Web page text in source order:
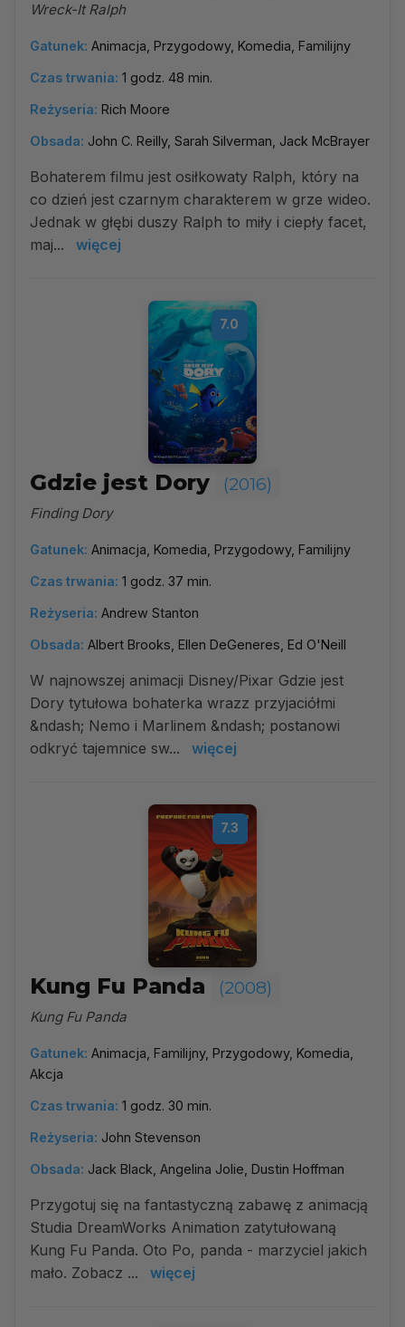
Wreck-It Ralph
Gatunek: Animacja, Przygodowy, Komedia, Familijny
Czas trwania: 1 godz. 48 min.
Reżyseria: Rich Moore
Obsada: John C. Reilly, Sarah Silverman, Jack McBrayer
Bohaterem filmu jest osiłkowaty Ralph, który na
co dzień jest czarnym charakterem w grze wideo.
Jednak w głębi duszy Ralph to miły i ciepły facet,
maj...
więcej
7.0
Gdzie jest Dory (2016)
Finding Dory
Gatunek: Animacja, Komedia, Przygodowy, Familijny
Czas trwania: 1 godz. 37 min.
Reżyseria: Andrew Stanton
Obsada: Albert Brooks, Ellen DeGeneres, Ed O'Neill
W najnowszej animacji Disney/Pixar Gdzie jest
Dory tytułowa bohaterka wrazz przyjaciółmi
&ndash; Nemo i Marlinem &ndash; postanowi
odkryć tajemnice sw...
więcej
7.3
Kung Fu Panda (2008)
Kung Fu Panda
Gatunek: Animacja, Familijny, Przygodowy, Komedia,
Akcja
Czas trwania: 1 godz. 30 min.
Reżyseria: John Stevenson
Obsada: Jack Black, Angelina Jolie, Dustin Hoffman
Przygotuj się na fantastyczną zabawę z animacją
Studia DreamWorks Animation zatytułowaną
Kung Fu Panda. Oto Po, panda - marzyciel jakich
mało. Zobacz ...
więcej